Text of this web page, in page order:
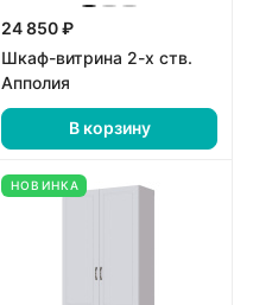
24 850 ₽
Шкаф-витрина 2-х ств.
Апполия
В корзину
НОВИНКА